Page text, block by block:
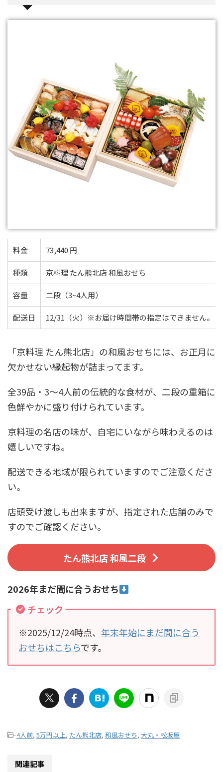
料金 73,440 円
種類 京料理 たん熊北店 和風おせち
容量 二段（3~4人用）
配送日 12/31（火）※お届け時間帯の指定はできません。
「京料理 たん熊北店」の和風おせちには、お正月に
欠かせない縁起物が詰まってます。
全39品・3～4人前の伝統的な食材が、二段の重箱に
色鮮やかに盛り付けられています。
京料理の名店の味が、自宅にいながら味わえるのは
嬉しいですね。
配送できる地域が限られていますのでご注意くださ
い。
店頭受け渡しも出来ますが、指定された店舗のみで
すのでご確認ください。
たん熊北店 和風二段
2026年まだ間に合うおせち
チェック
※2025/12/24時点、 年末年始にまだ間に合う
おせちはこちらです。
-4人前, 5万円以上, たん熊北店, 和風おせち, 大丸・松坂屋
関連記事